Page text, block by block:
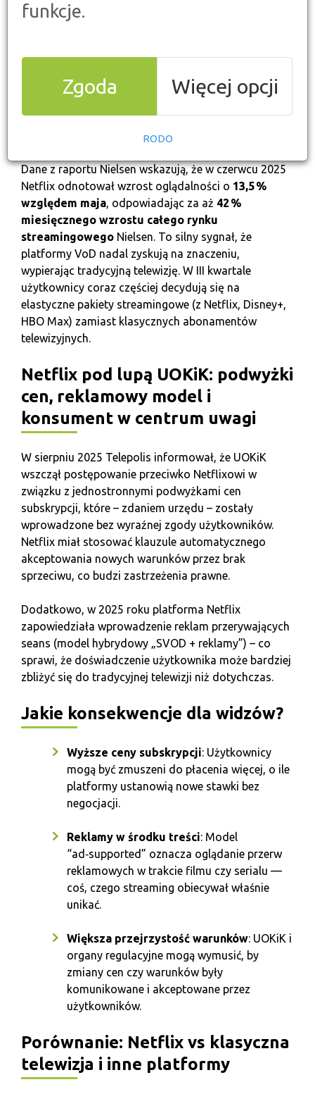
funkcje.
Zgoda Więcej opcji
RODO
Wzrost oglądalności:
Netflix napędza segment
streamingowy
Dane z raportu Nielsen wskazują, że w czerwcu 2025
Netflix odnotował wzrost oglądalności o 13,5 %
względem maja, odpowiadając za aż 42 %
miesięcznego wzrostu całego rynku
streamingowego Nielsen. To silny sygnał, że
platformy VoD nadal zyskują na znaczeniu,
wypierając tradycyjną telewizję. W III kwartale
użytkownicy coraz częściej decydują się na
elastyczne pakiety streamingowe (z Netflix, Disney+,
HBO Max) zamiast klasycznych abonamentów
telewizyjnych.
Netflix pod lupą UOKiK: podwyżki
cen, reklamowy model i
konsument w centrum uwagi
W sierpniu 2025 Telepolis informował, że UOKiK
wszczął postępowanie przeciwko Netflixowi w
związku z jednostronnymi podwyżkami cen
subskrypcji, które – zdaniem urzędu – zostały
wprowadzone bez wyraźnej zgody użytkowników.
Netflix miał stosować klauzule automatycznego
akceptowania nowych warunków przez brak
sprzeciwu, co budzi zastrzeżenia prawne.
Dodatkowo, w 2025 roku platforma Netflix
zapowiedziała wprowadzenie reklam przerywających
seans (model hybrydowy „SVOD + reklamy”) – co
sprawi, że doświadczenie użytkownika może bardziej
zbliżyć się do tradycyjnej telewizji niż dotychczas.
Jakie konsekwencje dla widzów?
Wyższe ceny subskrypcji: Użytkownicy
mogą być zmuszeni do płacenia więcej, o ile
platformy ustanowią nowe stawki bez
negocjacji.
Reklamy w środku treści: Model
“ad‑supported” oznacza oglądanie przerw
reklamowych w trakcie filmu czy serialu —
coś, czego streaming obiecywał właśnie
unikać.
Większa przejrzystość warunków: UOKiK i
organy regulacyjne mogą wymusić, by
zmiany cen czy warunków były
komunikowane i akceptowane przez
użytkowników.
Porównanie: Netflix vs klasyczna
telewizja i inne platformy